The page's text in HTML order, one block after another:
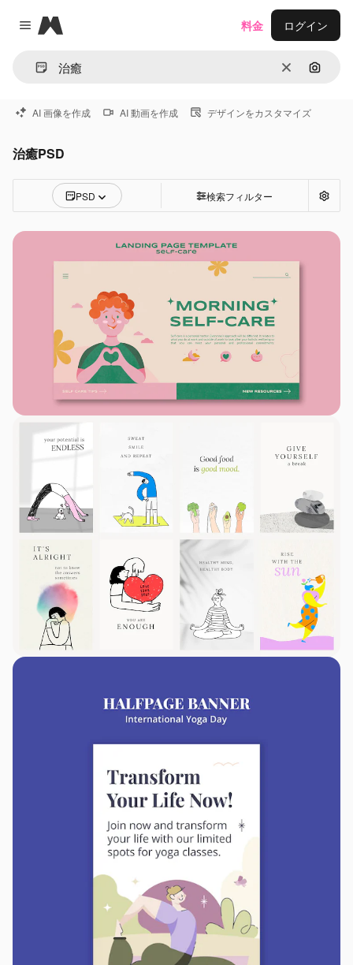
Close menu
Magnific
消去 画像で
料金 ログイン
AI 画像を作成 AI 動画を作成 デザインをカスタマイズ
治癒PSD
PSD 検索フィルター